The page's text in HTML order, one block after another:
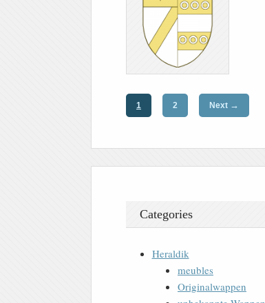
1 2 Next →
Categories
Heraldik
meubles
Originalwappen